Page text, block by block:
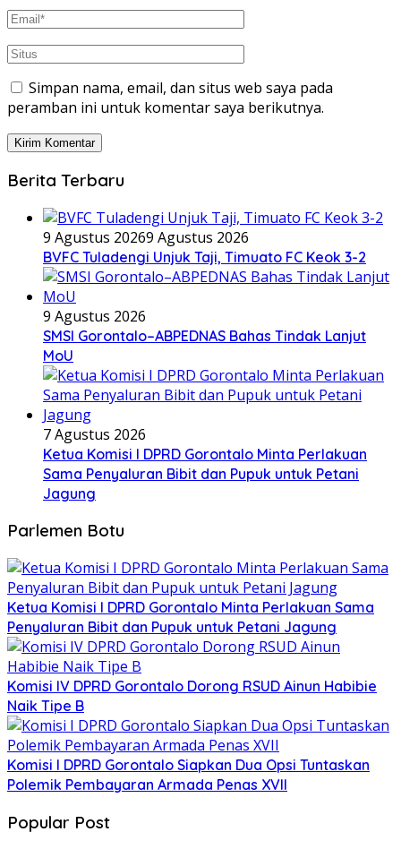
Simpan nama, email, dan situs web saya pada
peramban ini untuk komentar saya berikutnya.
Berita Terbaru
9 Agustus 20269 Agustus 2026
BVFC Tuladengi Unjuk Taji, Timuato FC Keok 3-2
9 Agustus 2026
SMSI Gorontalo–ABPEDNAS Bahas Tindak Lanjut
MoU
7 Agustus 2026
Ketua Komisi I DPRD Gorontalo Minta Perlakuan
Sama Penyaluran Bibit dan Pupuk untuk Petani
Jagung
Parlemen Botu
Ketua Komisi I DPRD Gorontalo Minta Perlakuan Sama
Penyaluran Bibit dan Pupuk untuk Petani Jagung
Komisi IV DPRD Gorontalo Dorong RSUD Ainun Habibie
Naik Tipe B
Komisi I DPRD Gorontalo Siapkan Dua Opsi Tuntaskan
Polemik Pembayaran Armada Penas XVII
Popular Post